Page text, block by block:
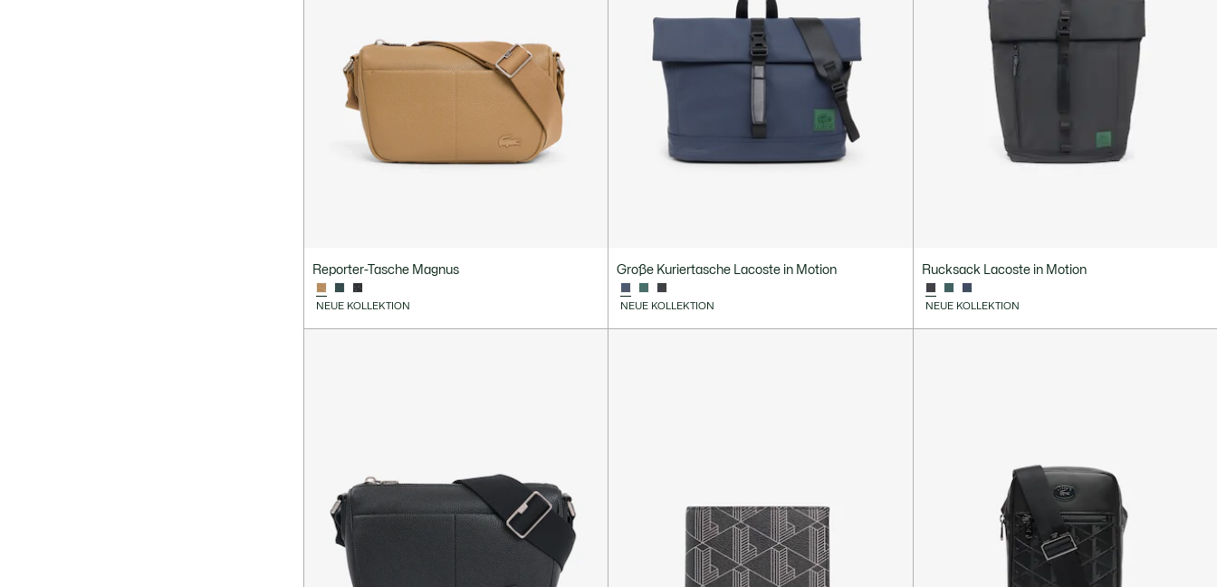
Reporter-Tasche Magnus
NEUE KOLLEKTION
Große Kuriertasche Lacoste in Motion
NEUE KOLLEKTION
Rucksack Lacoste in Motion
NEUE KOLLEKTION